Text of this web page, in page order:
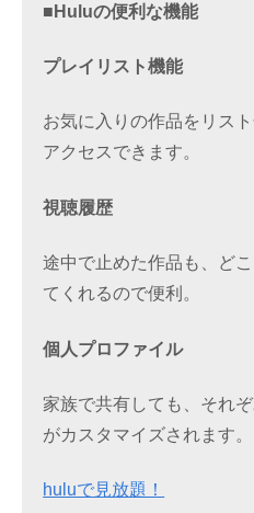
■Huluの便利な機能
プレイリスト機能
お気に入りの作品をリス
アクセスできます。
視聴履歴
途中で止めた作品も、ど
てくれるので便利。
個人プロファイル
家族で共有しても、それ
がカスタマイズされます。
huluで見放題！